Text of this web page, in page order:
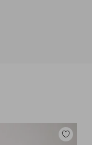
Tilføj